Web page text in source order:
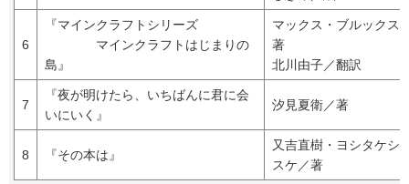
6
『マインクラフトシリーズ
マインクラフトはじまりの
島』
マックス・ブルックス
著
北川由子／翻訳
7
『夜が明けたら、いちばんに君に会
いにいく』
汐見夏衛／著
8 『その本は』
又吉直樹・ヨシタケシ
スケ／著